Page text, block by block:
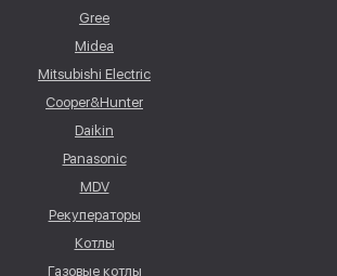
Gree
Midea
Mitsubishi Electric
Cooper&Hunter
Daikin
Panasonic
MDV
Рекуператоры
Котлы
Газовые котлы